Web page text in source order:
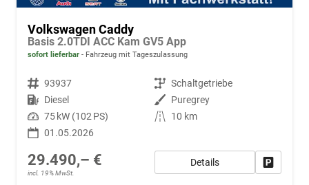
Volkswagen Caddy
Basis 2.0TDI ACC Kam GV5 App
sofort lieferbar Fahrzeug mit Tageszulassung
Fahrzeugnr. 93937 Getriebe Schaltgetriebe
Kraftstoff Diesel Außenfarbe Puregrey
Leistung 75 kW (102 PS) Kilometerstand
10 km
01.05.2026
29.490,– €
incl. 19% MwSt.
Details